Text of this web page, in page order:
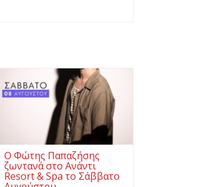
Ο Φώτης Παπαζήσης
ζωντανά στο Ανάντι
Resort & Spa το Σάββατο